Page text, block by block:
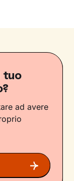
tuo
ad avere